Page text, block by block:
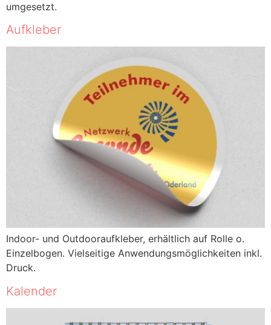
umgesetzt.
Aufkleber
Indoor- und Outdooraufkleber, erhältlich auf Rolle o.
Einzelbogen. Vielseitige Anwendungsmöglichkeiten inkl.
Druck.
Kalender